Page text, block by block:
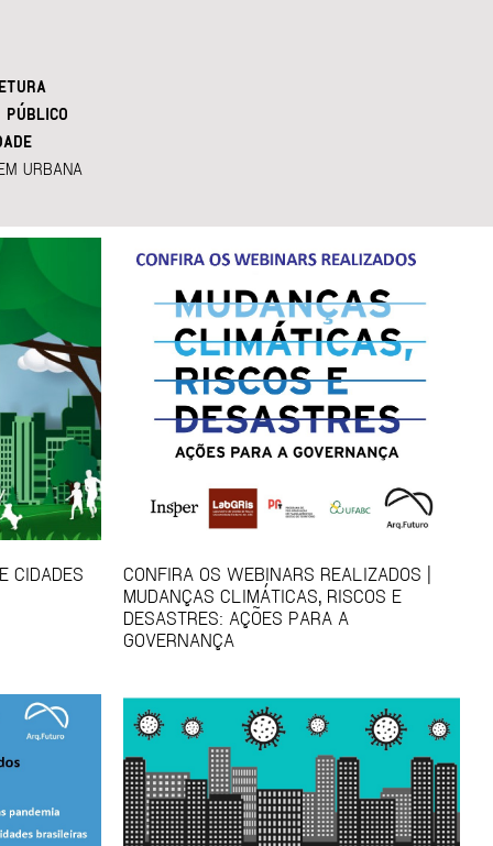
PÚBLICO
URBANA
CIDADES
CONFIRA OS WEBINARS REALIZADOS |
MUDANÇAS CLIMÁTICAS, RISCOS E
DESASTRES: AÇÕES PARA A
GOVERNANÇA